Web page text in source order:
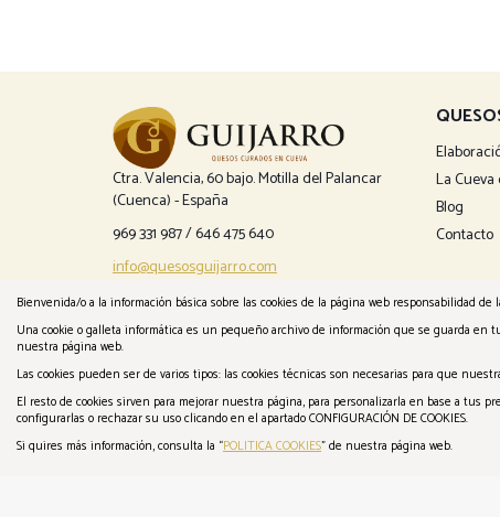
Ctra. Valencia, 60 bajo. Motilla del Palancar
(Cuenca) - España
969 331 987/646 475 640
info@quesosguijarro.com
La
Blog
Contacto
Bienvenida/o a la información básica sobre las cookies de la página web responsabilidad de
Una cookie o galleta informática es un pequeño archivo de información que se guarda en
nuestra página web.
Las cookies pueden ser de varios tipos: las cookies técnicas son necesarias para que
El resto de cookies sirven para mejorar nuestra página, para personalizarla en base a tus
configurarlas o rechazar su uso clicando en el apartado CONFIGURACIÓN DE COOKIES.
Si quires más información, consulta la “POLITICA COOKIES” de nuestra página web.